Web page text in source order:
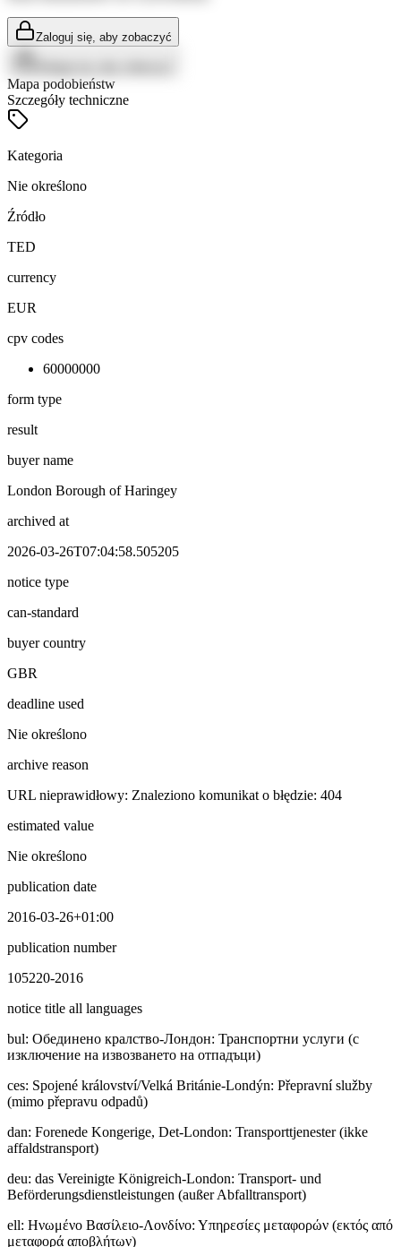
Zaloguj się, aby zobaczyć
Mapa podobieństw
Szczegóły techniczne
Kategoria
Nie określono
Źródło
TED
currency
EUR
cpv codes
60000000
form type
result
buyer name
London Borough of Haringey
archived at
2026-03-26T07:04:58.505205
notice type
can-standard
buyer country
GBR
deadline used
Nie określono
archive reason
URL nieprawidłowy: Znaleziono komunikat o błędzie: 404
estimated value
Nie określono
publication date
2016-03-26+01:00
publication number
105220-2016
notice title all languages
bul: Обединено кралство-Лондон: Транспортни услуги (с
изключение на извозването на отпадъци)
ces: Spojené království/Velká Británie-Londýn: Přepravní služby
(mimo přepravu odpadů)
dan: Forenede Kongerige, Det-London: Transporttjenester (ikke
affaldstransport)
deu: das Vereinigte Königreich-London: Transport- und
Beförderungsdienstleistungen (außer Abfalltransport)
ell: Ηνωμένο Βασίλειο-Λονδίνο: Υπηρεσίες μεταφορών (εκτός από
μεταφορά αποβλήτων)